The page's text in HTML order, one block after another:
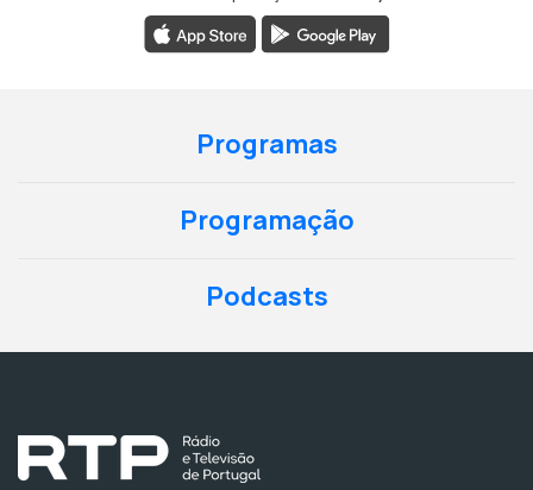
Programas
Programação
Podcasts